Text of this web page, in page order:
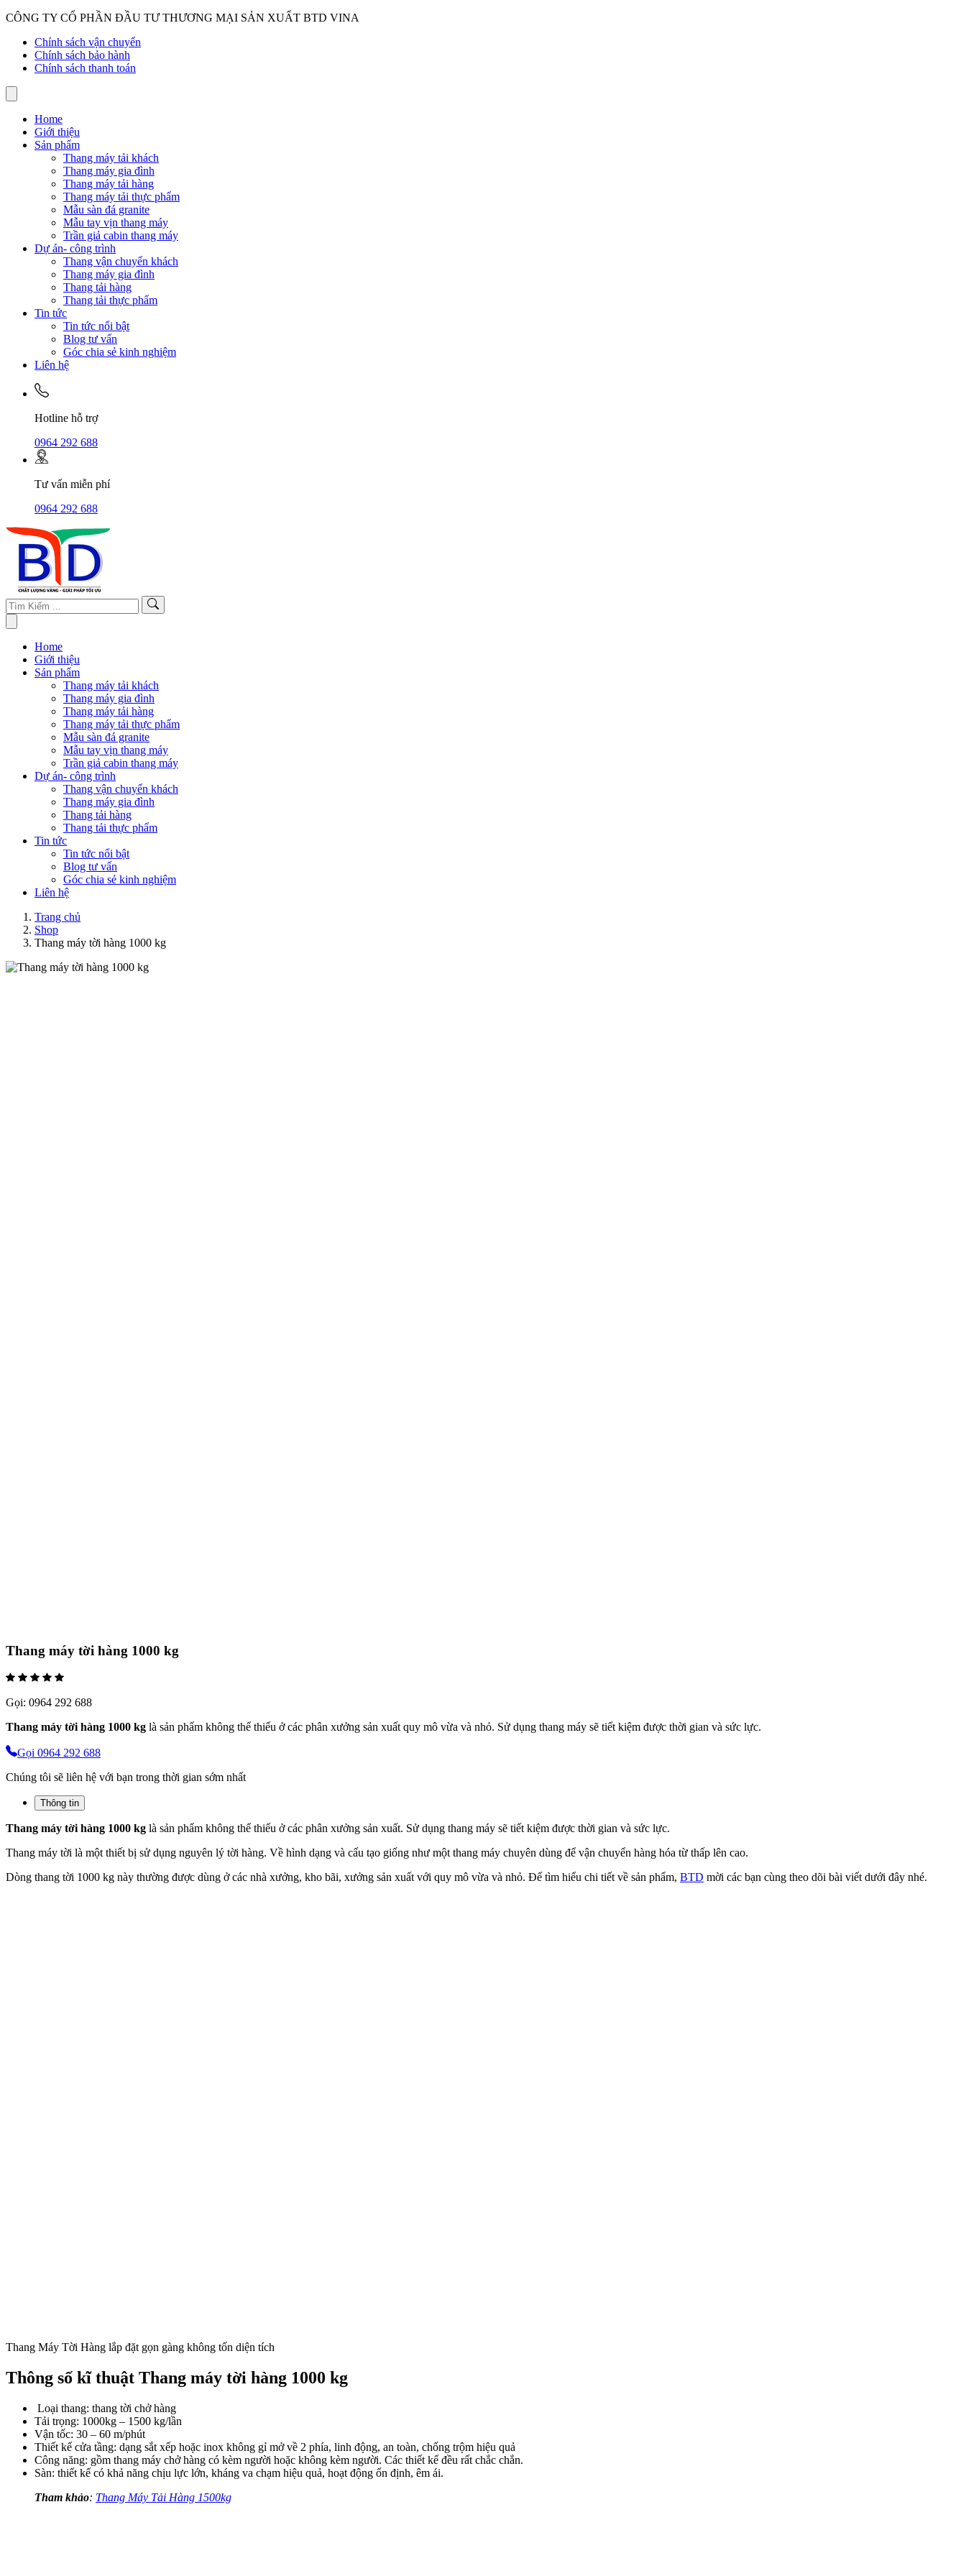
CÔNG TY CỔ PHẦN ĐẦU TƯ THƯƠNG MẠI SẢN XUẤT BTD VINA
Chính sách vận chuyển
Chính sách bảo hành
Chính sách thanh toán
Home
Giới thiệu
Sản phẩm
Thang máy tải khách
Thang máy gia đình
Thang máy tải hàng
Thang máy tải thực phẩm
Mẫu sàn đá granite
Mẫu tay vịn thang máy
Trần giả cabin thang máy
Dự án- công trình
Thang vận chuyển khách
Thang máy gia đình
Thang tải hàng
Thang tải thực phẩm
Tin tức
Tin tức nổi bật
Blog tư vấn
Góc chia sẻ kinh nghiệm
Liên hệ
Hotline hỗ trợ
0964 292 688
Tư vấn miễn phí
0964 292 688
Home
Giới thiệu
Sản phẩm
Thang máy tải khách
Thang máy gia đình
Thang máy tải hàng
Thang máy tải thực phẩm
Mẫu sàn đá granite
Mẫu tay vịn thang máy
Trần giả cabin thang máy
Dự án- công trình
Thang vận chuyển khách
Thang máy gia đình
Thang tải hàng
Thang tải thực phẩm
Tin tức
Tin tức nổi bật
Blog tư vấn
Góc chia sẻ kinh nghiệm
Liên hệ
Trang chủ
Shop
Thang máy tời hàng 1000 kg
Thang máy tời hàng 1000 kg
Gọi: 0964 292 688
Thang máy tời hàng 1000 kg là sản phẩm không thể thiếu ở các phân xưởng sản xuất quy mô vừa và nhỏ. Sử dụng thang máy sẽ tiết kiệm được thời gian và sức lực.
Gọi 0964 292 688
Chúng tôi sẽ liên hệ với bạn trong thời gian sớm nhất
Thông tin
Thang máy tời hàng 1000 kg là sản phẩm không thể thiếu ở các phân xưởng sản xuất. Sử dụng thang máy sẽ tiết kiệm được thời gian và sức lực.
Thang máy tời là một thiết bị sử dụng nguyên lý tời hàng. Về hình dạng và cấu tạo giống như một thang máy chuyên dùng để vận chuyển hàng hóa từ thấp lên cao.
Dòng thang tời 1000 kg này thường được dùng ở các nhà xưởng, kho bãi, xưởng sản xuất với quy mô vừa và nhỏ. Để tìm hiểu chi tiết về sản phẩm, BTD mời các bạn cùng theo dõi bài viết dưới đây nhé.
Thang Máy Tời Hàng lắp đặt gọn gàng không tốn diện tích
Thông số kĩ thuật Thang máy tời hàng 1000 kg
Loại thang: thang tời chở hàng
Tải trọng: 1000kg – 1500 kg/lần
Vận tốc: 30 – 60 m/phút
Thiết kế cửa tầng: dạng sắt xếp hoặc inox không gỉ mở về 2 phía, linh động, an toàn, chống trộm hiệu quả
Công năng: gồm thang máy chở hàng có kèm người hoặc không kèm người. Các thiết kế đều rất chắc chắn.
Sàn: thiết kế có khả năng chịu lực lớn, kháng va chạm hiệu quả, hoạt động ổn định, êm ái.
Tham khảo: Thang Máy Tải Hàng 1500kg